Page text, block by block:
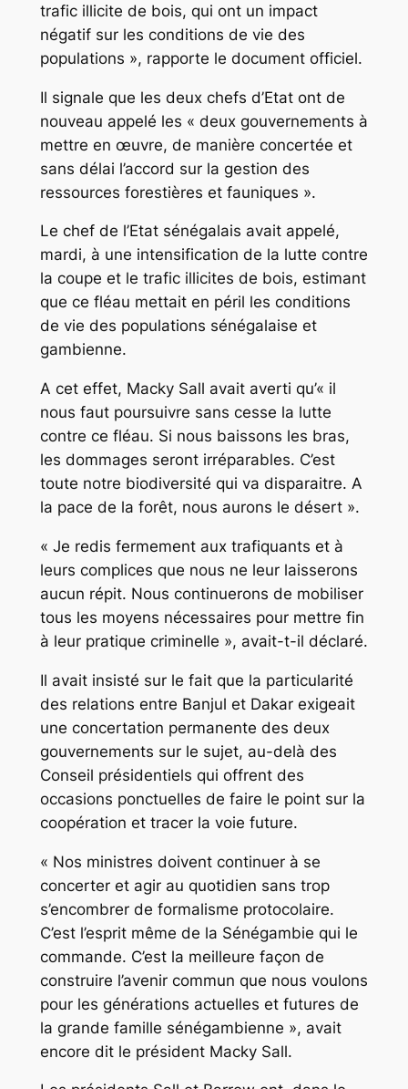
trafic illicite de bois, qui ont un impact
négatif sur les conditions de vie des
populations », rapporte le document officiel.
Il signale que les deux chefs d’Etat ont de
nouveau appelé les « deux gouvernements à
mettre en œuvre, de manière concertée et
sans délai l’accord sur la gestion des
ressources forestières et fauniques ».
Le chef de l’Etat sénégalais avait appelé,
mardi, à une intensification de la lutte contre
la coupe et le trafic illicites de bois, estimant
que ce fléau mettait en péril les conditions
de vie des populations sénégalaise et
gambienne.
A cet effet, Macky Sall avait averti qu’« il
nous faut poursuivre sans cesse la lutte
contre ce fléau. Si nous baissons les bras,
les dommages seront irréparables. C’est
toute notre biodiversité qui va disparaitre. A
la pace de la forêt, nous aurons le désert ».
« Je redis fermement aux trafiquants et à
leurs complices que nous ne leur laisserons
aucun répit. Nous continuerons de mobiliser
tous les moyens nécessaires pour mettre fin
à leur pratique criminelle », avait-t-il déclaré.
Il avait insisté sur le fait que la particularité
des relations entre Banjul et Dakar exigeait
une concertation permanente des deux
gouvernements sur le sujet, au-delà des
Conseil présidentiels qui offrent des
occasions ponctuelles de faire le point sur la
coopération et tracer la voie future.
« Nos ministres doivent continuer à se
concerter et agir au quotidien sans trop
s’encombrer de formalisme protocolaire.
C’est l’esprit même de la Sénégambie qui le
commande. C’est la meilleure façon de
construire l’avenir commun que nous voulons
pour les générations actuelles et futures de
la grande famille sénégambienne », avait
encore dit le président Macky Sall.